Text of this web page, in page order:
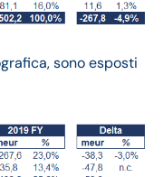
sono esposti